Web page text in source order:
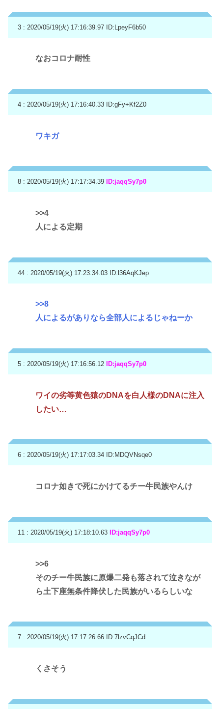
3 : 2020/05/19(火) 17:16:39.97 ID:LpeyF6b50
なおコロナ耐性
4 : 2020/05/19(火) 17:16:40.33 ID:gFy+Kf2Z0
ワキガ
8 : 2020/05/19(火) 17:17:34.39 ID:jaqqSy7p0
>>4
人による定期
44 : 2020/05/19(火) 17:23:34.03 ID:l36AqKJep
>>8
人によるがありなら全部人によるじゃねーか
5 : 2020/05/19(火) 17:16:56.12 ID:jaqqSy7p0
ワイの劣等黄色猿のDNAを白人様のDNAに注入
したい…
6 : 2020/05/19(火) 17:17:03.34 ID:MDQVNsqe0
コロナ如きで死にかけてるチー牛民族やんけ
11 : 2020/05/19(火) 17:18:10.63 ID:jaqqSy7p0
>>6
そのチー牛民族に原爆二発も落されて泣きなが
ら土下座無条件降伏した民族がいるらしいな
7 : 2020/05/19(火) 17:17:26.66 ID:7lzvCqJCd
くさそう